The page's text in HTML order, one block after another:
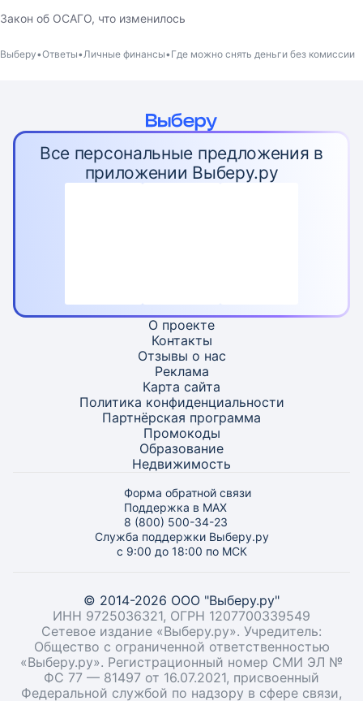
Закон об ОСАГО, что изменилось
Выберу Ответы Личные финансы Где можно снять деньги без комиссии
Все персональные предложения в
приложении Выберу.ру
О проекте
Контакты
Отзывы о нас
Реклама
Карта сайта
Политика конфиденциальности
Партнёрская программа
Промокоды
Образование
Недвижимость
Форма обратной связи
Поддержка в MAX
8 (800) 500-34-23
Служба поддержки Выберу.ру
с 9:00 до 18:00 по МСК
© 2014-2026 ООО "Выберу.ру"
ИНН 9725036321, ОГРН 1207700339549
Сетевое издание «Выберу.ру». Учредитель:
Общество с ограниченной ответственностью
«Выберу.ру». Регистрационный номер СМИ ЭЛ №
ФС 77 — 81497 от 16.07.2021, присвоенный
Федеральной службой по надзору в сфере связи,